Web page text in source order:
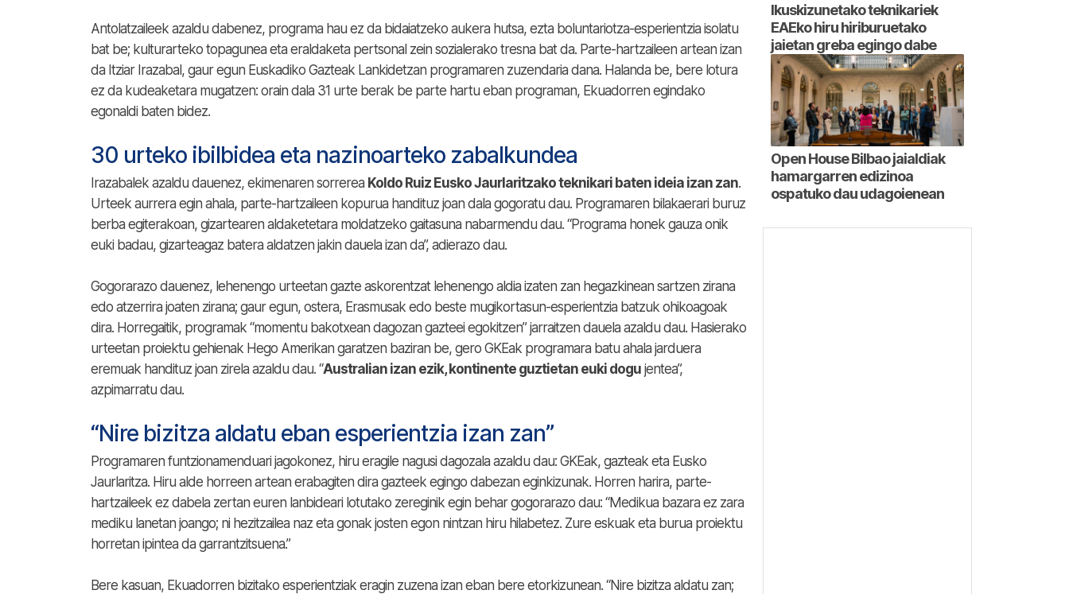
Antolatzaileek azaldu dabenez, programa hau ez da bidaiatzeko aukera hutsa, ezta boluntariotza-esperientzia isolatu
bat be; kulturarteko topagunea eta eraldaketa pertsonal zein sozialerako tresna bat da. Parte-hartzaileen artean izan
da Itziar Irazabal, gaur egun Euskadiko Gazteak Lankidetzan programaren zuzendaria dana. Halanda be, bere lotura
ez da kudeaketara mugatzen: orain dala 31 urte berak be parte hartu eban programan, Ekuadorren egindako
egonaldi baten bidez.
30 urteko ibilbidea eta nazinoarteko zabalkundea
Irazabalek azaldu dauenez, ekimenaren sorrerea Koldo Ruiz Eusko Jaurlaritzako teknikari baten ideia izan zan.
Urteek aurrera egin ahala, parte-hartzaileen kopurua handituz joan dala gogoratu dau. Programaren bilakaerari buruz
berba egiterakoan, gizartearen aldaketetara moldatzeko gaitasuna nabarmendu dau. “Programa honek gauza onik
euki badau, gizarteagaz batera aldatzen jakin dauela izan da”, adierazo dau.
Gogorarazo dauenez, lehenengo urteetan gazte askorentzat lehenengo aldia izaten zan hegazkinean sartzen zirana
edo atzerrira joaten zirana; gaur egun, ostera, Erasmusak edo beste mugikortasun-esperientzia batzuk ohikoagoak
dira. Horregaitik, programak “momentu bakotxean dagozan gazteei egokitzen” jarraitzen dauela azaldu dau. Hasierako
urteetan proiektu gehienak Hego Amerikan garatzen baziran be, gero GKEak programara batu ahala jarduera
eremuak handituz joan zirela azaldu dau. “Australian izan ezik, kontinente guztietan euki dogu jentea”,
azpimarratu dau.
“Nire bizitza aldatu eban esperientzia izan zan”
Programaren funtzionamenduari jagokonez, hiru eragile nagusi dagozala azaldu dau: GKEak, gazteak eta Eusko
Jaurlaritza. Hiru alde horreen artean erabagiten dira gazteek egingo dabezan eginkizunak. Horren harira, parte-
hartzaileek ez dabela zertan euren lanbideari lotutako zereginik egin behar gogorarazo dau: “Medikua bazara ez zara
mediku lanetan joango; ni hezitzailea naz eta gonak josten egon nintzan hiru hilabetez. Zure eskuak eta burua proiektu
horretan ipintea da garrantzitsuena.”
Bere kasuan, Ekuadorren bizitako esperientziak eragin zuzena izan eban bere etorkizunean. “Nire bizitza aldatu zan;
Ikuskizunetako teknikariek
EAEko hiru hiriburuetako
jaietan greba egingo dabe
Open House Bilbao jaialdiak
hamargarren edizinoa
ospatuko dau udagoienean